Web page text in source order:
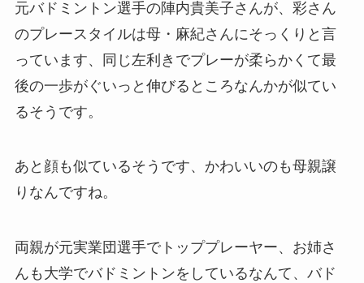
元バドミントン選手の陣内貴美子さんが、彩さん
のプレースタイルは母・麻紀さんにそっくりと言
っています、同じ左利きでプレーが柔らかくて最
後の一歩がぐいっと伸びるところなんかが似てい
るそうです。
あと顔も似ているそうです、かわいいのも母親譲
りなんですね。
両親が元実業団選手でトッププレーヤー、お姉さ
んも大学でバドミントンをしているなんて、バド